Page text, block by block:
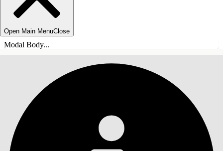
Open Main MenuClose
Modal Body...
목차